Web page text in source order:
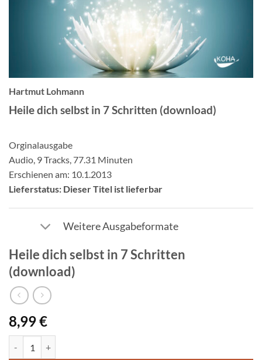
Hartmut Lohmann
Heile dich selbst in 7 Schritten (download)
Orginalausgabe
Audio, 9 Tracks, 77.31 Minuten
Erschienen am: 10.1.2013
Lieferstatus: Dieser Titel ist lieferbar
Weitere Ausgabeformate
Heile dich selbst in 7 Schritten
(download)
8,99€